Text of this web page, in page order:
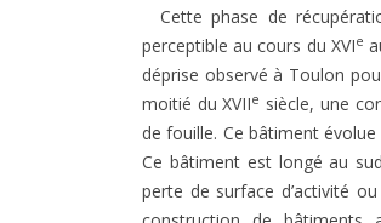
Cette phase de
perceptible au cours du XVIe
déprise observé à Toulon
moitié du XVIIe siècle, une
de fouille. Ce bâtiment
Ce bâtiment est longé au
perte de surface d’activité